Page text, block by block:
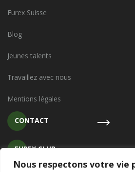
Nous respectons votre vie
Eurex Suisse
Blog
Jeunes talents
Travaillez avec nous
Mentions légales
CONTACT
EUREX CLUB